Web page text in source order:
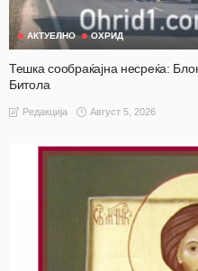
АКТУЕЛНО ОХРИД
Тешка сообраќајна несреќа:
Битола
Редакција Август 5, 2026